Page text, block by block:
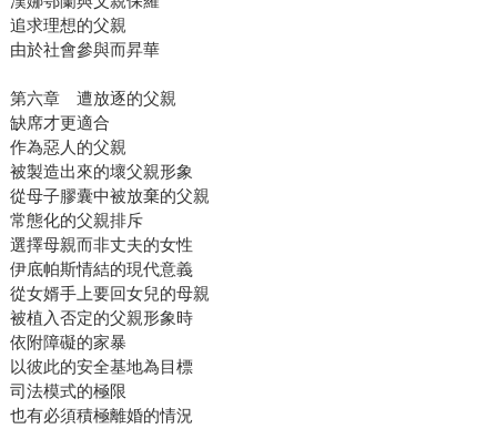
追求理想的父親
由於社會參與而昇華
第六章 遭放逐的父親
缺席才更適合
作為惡人的父親
被製造出來的壞父親形象
從母子膠囊中被放棄的父親
常態化的父親排斥
選擇母親而非丈夫的女性
伊底帕斯情結的現代意義
從女婿手上要回女兒的母親
被植入否定的父親形象時
依附障礙的家暴
以彼此的安全基地為目標
司法模式的極限
也有必須積極離婚的情況